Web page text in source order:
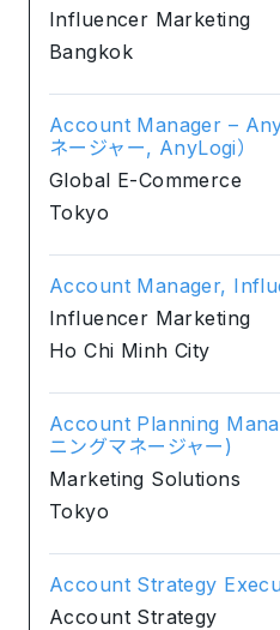
Influencer Marketing
Bangkok
Account Manager –
ネージャー, AnyLogi）
Global E-Commerce
Tokyo
Account Manager,
Influencer Marketing
Ho Chi Minh City
Account Planning
ニングマネージャー)
Marketing Solutions
Tokyo
Account Strategy
Account Strategy